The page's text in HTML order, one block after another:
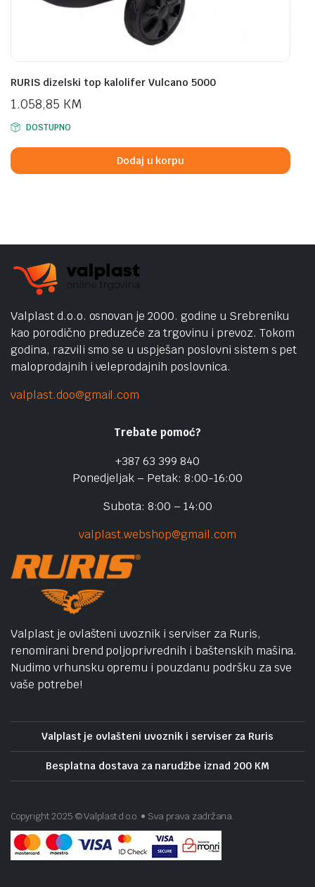
RURIS dizelski top kalolifer Vulcano 5000
1.058,85 KM
DOSTUPNO
Dodaj u korpu
Valplast d.o.o. osnovan je 2000. godine u Srebreniku
kao porodično preduzeće za trgovinu i prevoz. Tokom
godina, razvili smo se u uspješan poslovni sistem s pet
maloprodajnih i veleprodajnih poslovnica.
valplast.doo@gmail.com
Trebate pomoć?
+387 63 399 840
Ponedjeljak – Petak: 8:00-16:00
Subota: 8:00 – 14:00
valplast.webshop@gmail.com
Valplast je ovlašteni uvoznik i serviser za Ruris,
renomirani brend poljoprivrednih i baštenskih mašina.
Nudimo vrhunsku opremu i pouzdanu podršku za sve
vaše potrebe!
Valplast je ovlašteni uvoznik i serviser za Ruris
Besplatna dostava za narudžbe iznad 200 KM
Copyright 2025 © Valplast d.o.o. • Sva prava zadržana.